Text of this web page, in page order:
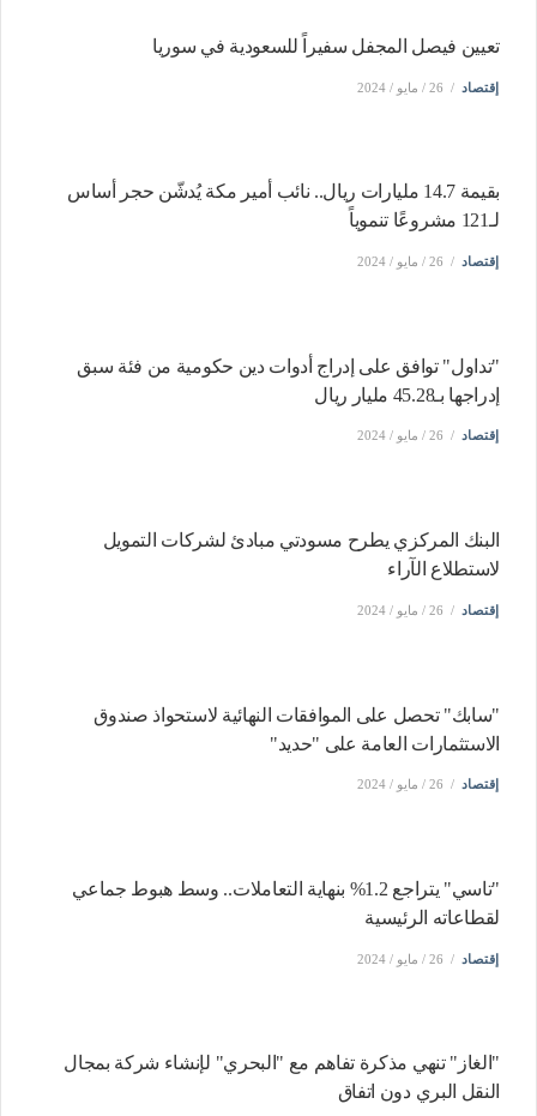
تعيين فيصل المجفل سفيراً للسعودية في سوريا
إقتصاد 26 / مايو / 2024
بقيمة 14.7 مليارات ريال.. نائب أمير مكة يُدشّن حجر أساس
لـ121 مشروعًا تنموياً
إقتصاد 26 / مايو / 2024
"تداول" توافق على إدراج أدوات دين حكومية من فئة سبق
إدراجها بـ45.28 مليار ريال
إقتصاد 26 / مايو / 2024
البنك المركزي يطرح مسودتي مبادئ لشركات التمويل
لاستطلاع الآراء
إقتصاد 26 / مايو / 2024
"سابك" تحصل على الموافقات النهائية لاستحواذ صندوق
الاستثمارات العامة على "حديد"
إقتصاد 26 / مايو / 2024
"تاسي" يتراجع 1.2% بنهاية التعاملات.. وسط هبوط جماعي
لقطاعاته الرئيسية
إقتصاد 26 / مايو / 2024
"الغاز" تنهي مذكرة تفاهم مع "البحري" لإنشاء شركة بمجال
النقل البري دون اتفاق